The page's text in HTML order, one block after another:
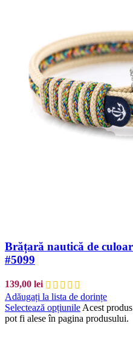
Brățară nautică de
#5099
139,00 lei
Adăugați la lista de dorințe
Selectează opțiunile Acest
pot fi alese în pagina produsului.